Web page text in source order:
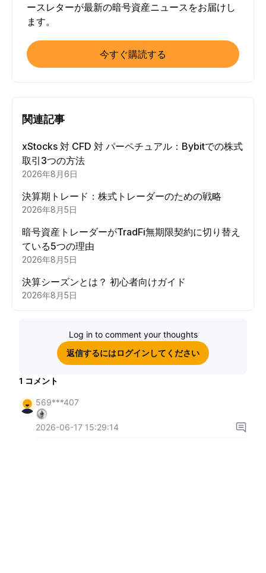
ースレターが最新の暗号資産ニュースをお届けし
ます。
今すぐ購読する
関連記事
xStocks 対 CFD 対 パーペチュアル：Bybitでの株式
取引3つの方法
2026年8月6日
決算期トレード：株式トレーダーのための戦略
2026年8月5日
暗号資産トレーダーがTradFi無期限契約に切り替え
ている5つの理由
2026年8月5日
決算シーズンとは？ 初心者向けガイド
2026年8月5日
Log in to comment your thoughts
返信するにはログインしてください
1 コメント
569***407
2026-06-17 15:29:14